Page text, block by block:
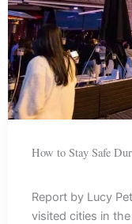
How to Stay Safe
Report by Lucy
visited cities in